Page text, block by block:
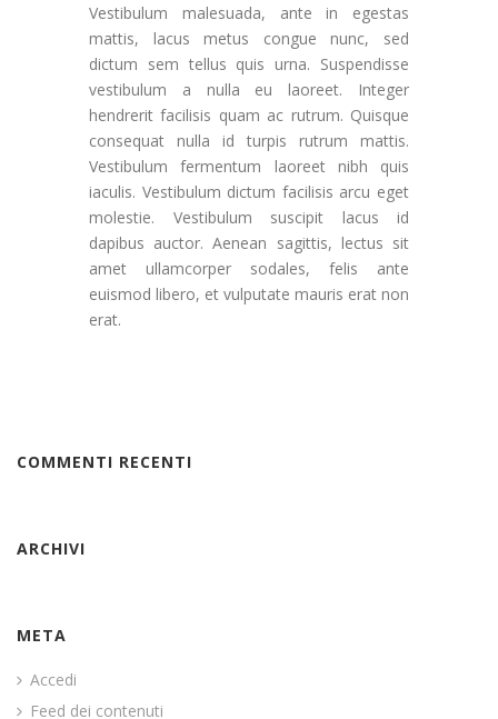
Vestibulum malesuada, ante in egestas
mattis, lacus metus congue nunc, sed
dictum sem tellus quis urna. Suspendisse
vestibulum a nulla eu laoreet. Integer
hendrerit facilisis quam ac rutrum. Quisque
consequat nulla id turpis rutrum mattis.
Vestibulum fermentum laoreet nibh quis
iaculis. Vestibulum dictum facilisis arcu eget
molestie. Vestibulum suscipit lacus id
dapibus auctor. Aenean sagittis, lectus sit
amet ullamcorper sodales, felis ante
euismod libero, et vulputate mauris erat non
erat.
COMMENTI RECENTI
ARCHIVI
META
Accedi
Feed dei contenuti